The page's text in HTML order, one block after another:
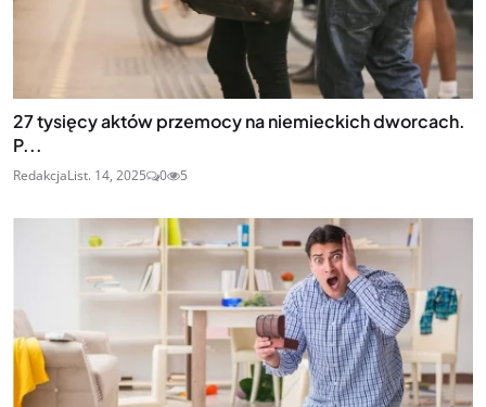
27 tysięcy aktów przemocy na niemieckich dworcach.
P...
RedakcjaList. 14, 2025 0 5